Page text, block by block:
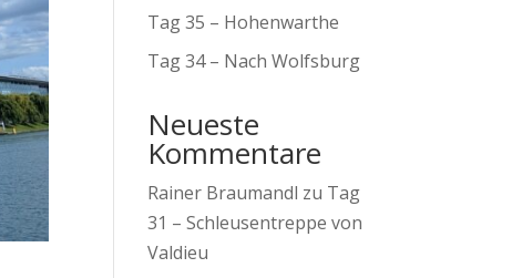
Tag 35 – Hohenwarthe
Tag 34 – Nach Wolfsburg
Neueste
Kommentare
Rainer Braumandl zu Tag
31 – Schleusentreppe von
Valdieu